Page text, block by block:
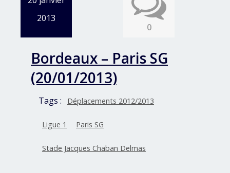
2013
0
Bordeaux – Paris SG
(20/01/2013)
Tags : Déplacements 2012/2013
Ligue 1 Paris SG
Stade Jacques Chaban Delmas